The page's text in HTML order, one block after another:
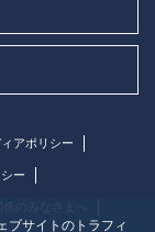
アポリシー
ー
ブサイトのトラフィ